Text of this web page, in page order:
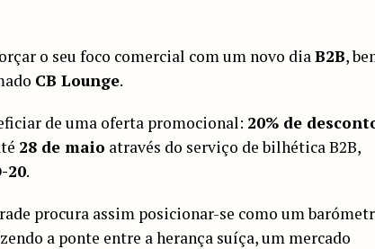
o seu foco comercial com um novo dia B2B,
CB Lounge.
de uma oferta promocional: 20% de
28 de maio através do serviço de bilhética B2B,
20.
procura assim posicionar-se como um
a ponte entre a herança suíça, um mercado